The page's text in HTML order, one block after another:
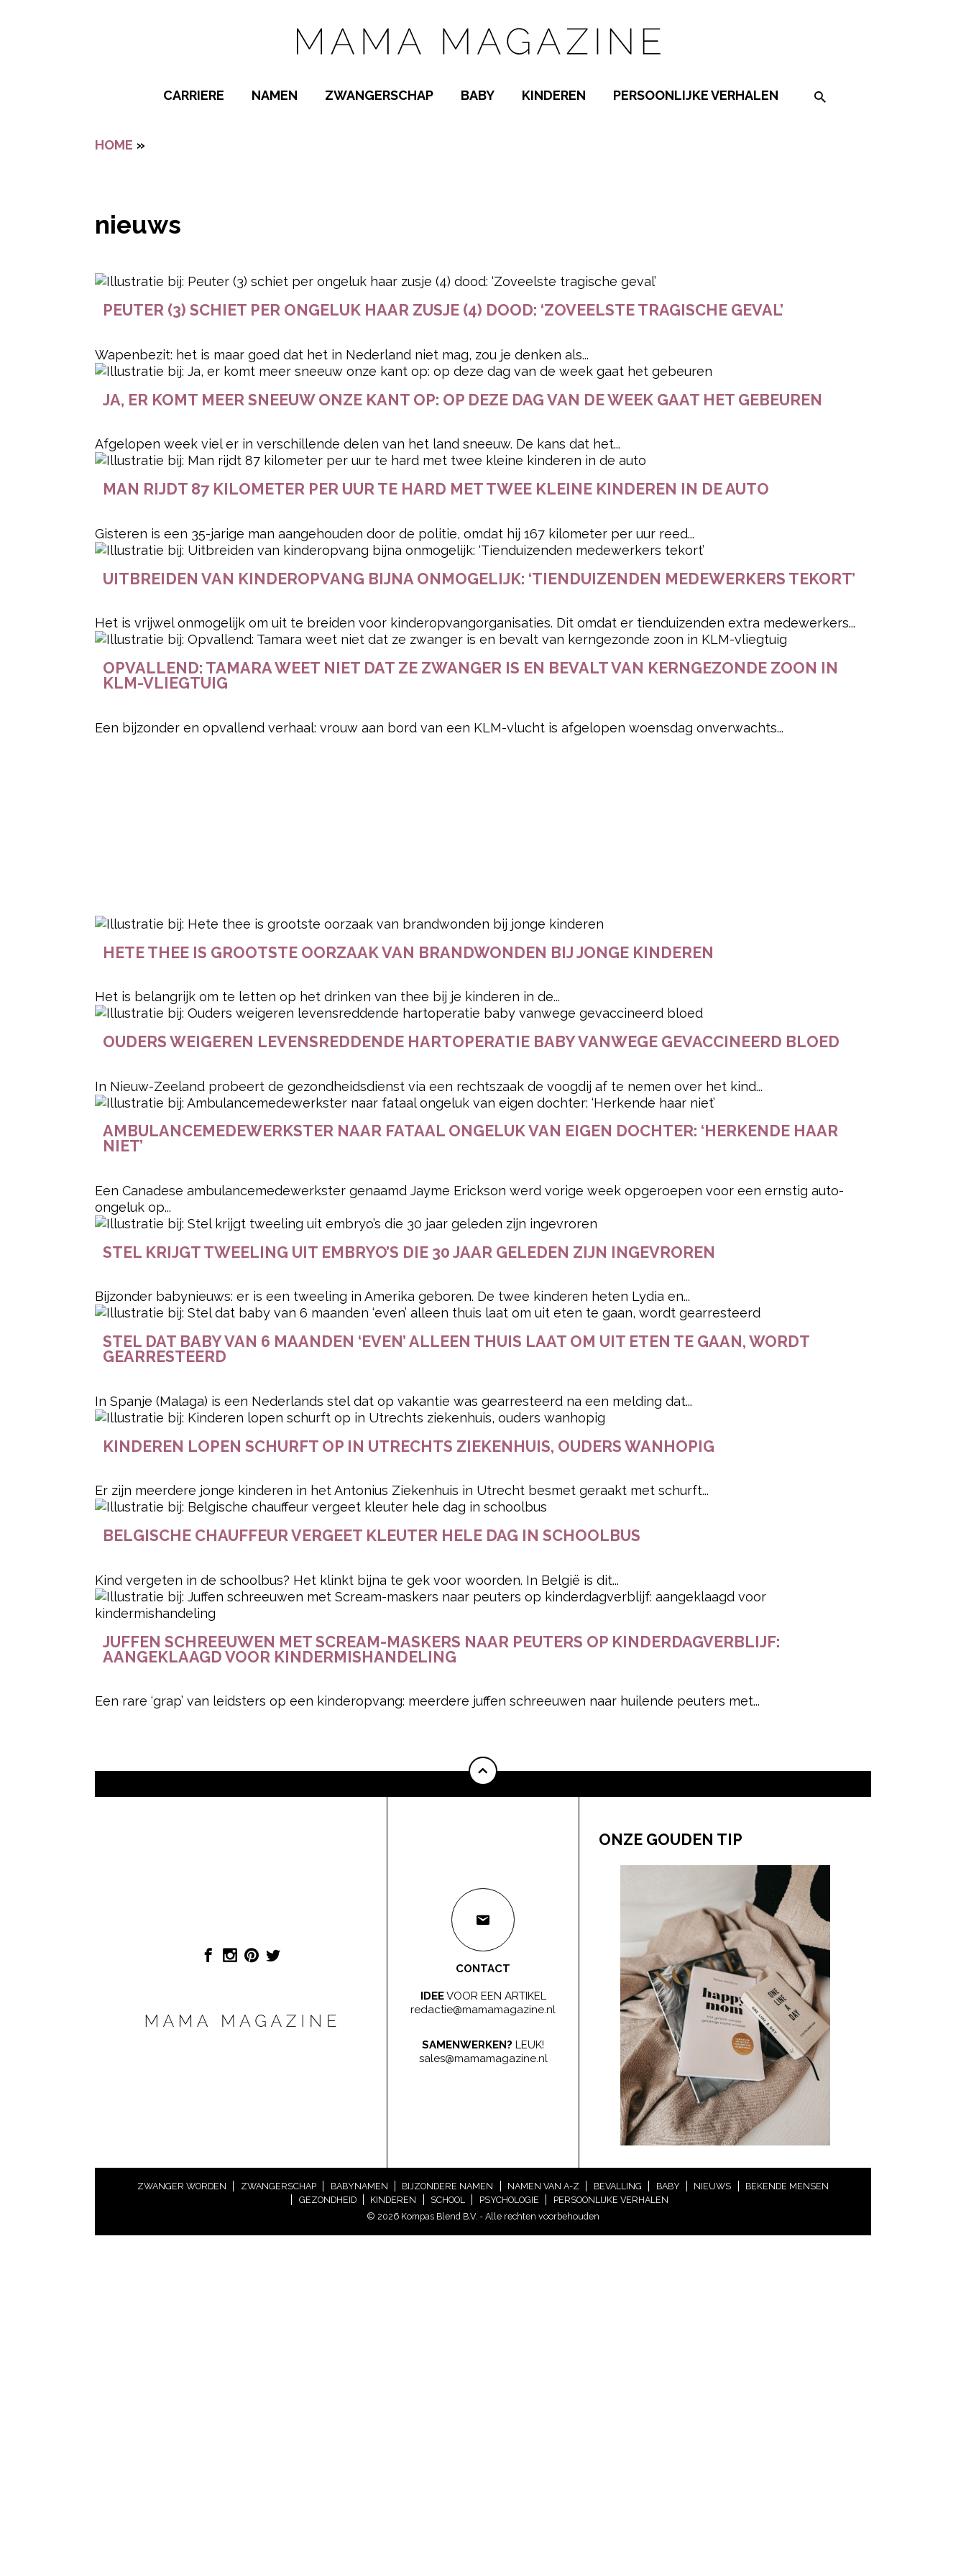
CARRIERE NAMEN ZWANGERSCHAP BABY KINDEREN PERSOONLIJKE VERHALEN Search on the website
HOME »
nieuws
PEUTER (3) SCHIET PER ONGELUK HAAR ZUSJE (4) DOOD: ‘ZOVEELSTE TRAGISCHE GEVAL’
Wapenbezit: het is maar goed dat het in Nederland niet mag, zou je denken als...
JA, ER KOMT MEER SNEEUW ONZE KANT OP: OP DEZE DAG VAN DE WEEK GAAT HET GEBEUREN
Afgelopen week viel er in verschillende delen van het land sneeuw. De kans dat het...
MAN RIJDT 87 KILOMETER PER UUR TE HARD MET TWEE KLEINE KINDEREN IN DE AUTO
Gisteren is een 35-jarige man aangehouden door de politie, omdat hij 167 kilometer per uur reed...
UITBREIDEN VAN KINDEROPVANG BIJNA ONMOGELIJK: ‘TIENDUIZENDEN MEDEWERKERS TEKORT’
Het is vrijwel onmogelijk om uit te breiden voor kinderopvangorganisaties. Dit omdat er tienduizenden extra medewerkers...
OPVALLEND: TAMARA WEET NIET DAT ZE ZWANGER IS EN BEVALT VAN KERNGEZONDE ZOON IN
KLM-VLIEGTUIG
Een bijzonder en opvallend verhaal: vrouw aan bord van een KLM-vlucht is afgelopen woensdag onverwachts...
HETE THEE IS GROOTSTE OORZAAK VAN BRANDWONDEN BIJ JONGE KINDEREN
Het is belangrijk om te letten op het drinken van thee bij je kinderen in de...
OUDERS WEIGEREN LEVENSREDDENDE HARTOPERATIE BABY VANWEGE GEVACCINEERD BLOED
In Nieuw-Zeeland probeert de gezondheidsdienst via een rechtszaak de voogdij af te nemen over het kind...
AMBULANCEMEDEWERKSTER NAAR FATAAL ONGELUK VAN EIGEN DOCHTER: ‘HERKENDE HAAR
NIET’
Een Canadese ambulancemedewerkster genaamd Jayme Erickson werd vorige week opgeroepen voor een ernstig auto-
ongeluk op...
STEL KRIJGT TWEELING UIT EMBRYO’S DIE 30 JAAR GELEDEN ZIJN INGEVROREN
Bijzonder babynieuws: er is een tweeling in Amerika geboren. De twee kinderen heten Lydia en...
STEL DAT BABY VAN 6 MAANDEN ‘EVEN’ ALLEEN THUIS LAAT OM UIT ETEN TE GAAN, WORDT
GEARRESTEERD
In Spanje (Malaga) is een Nederlands stel dat op vakantie was gearresteerd na een melding dat...
KINDEREN LOPEN SCHURFT OP IN UTRECHTS ZIEKENHUIS, OUDERS WANHOPIG
Er zijn meerdere jonge kinderen in het Antonius Ziekenhuis in Utrecht besmet geraakt met schurft...
BELGISCHE CHAUFFEUR VERGEET KLEUTER HELE DAG IN SCHOOLBUS
Kind vergeten in de schoolbus? Het klinkt bijna te gek voor woorden. In België is dit...
JUFFEN SCHREEUWEN MET SCREAM-MASKERS NAAR PEUTERS OP KINDERDAGVERBLIJF:
AANGEKLAAGD VOOR KINDERMISHANDELING
Een rare ‘grap’ van leidsters op een kinderopvang: meerdere juffen schreeuwen naar huilende peuters met...
CONTACT
IDEEVOOR EEN ARTIKEL
redactie@mamamagazine.nl
SAMENWERKEN? LEUK!
sales@mamamagazine.nl
ONZE GOUDEN TIP
ZWANGER WORDEN ZWANGERSCHAP BABYNAMEN BIJZONDERE NAMEN NAMEN VAN A-Z BEVALLING BABY NIEUWS
BEKENDE MENSEN
GEZONDHEID
KINDEREN SCHOOL PSYCHOLOGIE
PERSOONLIJKE VERHALEN
© 2026 Kompas Blend B.V. - Alle rechten voorbehouden